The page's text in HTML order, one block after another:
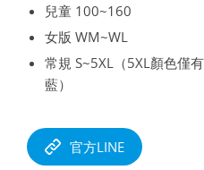
兒童 100~160
女版 WM~WL
常規 S~5XL（5XL顏色僅
藍）
官方LINE